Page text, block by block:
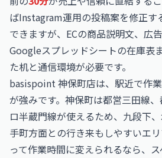
ばInstagram運用の投稿案を修正す
できますが、ECの商品説明文、広
Googleスプレッドシートの在庫表
た机と通信環境が必要です。
basispoint 神保町店は、駅近で作
が強みです。神保町は都営三田線
ロ半蔵門線が使えるため、九段下
手町方面との行き来もしやすいエ
って作業時間に変えられるなら、